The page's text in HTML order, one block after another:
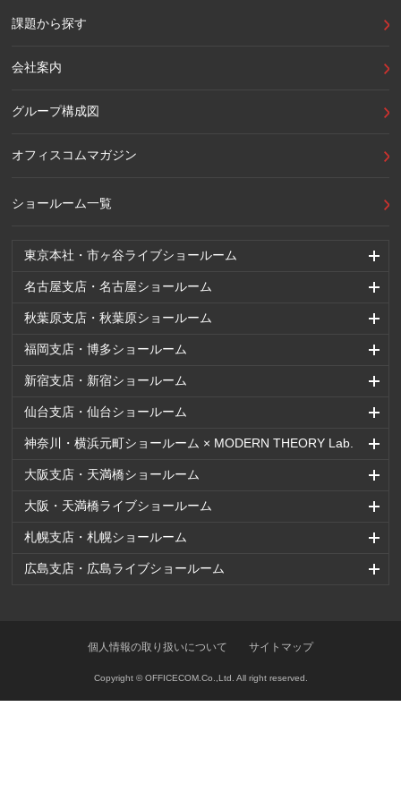
東京本社・市ヶ谷ライブショールーム
名古屋支店・名古屋ショールーム
秋葉原支店・秋葉原ショールーム
福岡支店・博多ショールーム
新宿支店・新宿ショールーム
仙台支店・仙台ショールーム
神奈川・横浜元町ショールーム × MODERN THEORY Lab.
大阪支店・天満橋ショールーム
大阪・天満橋ライブショールーム
札幌支店・札幌ショールーム
広島支店・広島ライブショールーム
課題から探す
会社案内
グループ構成図
オフィスコムマガジン
ショールーム一覧
個人情報の取り扱いについて サイトマップ
Copyright © OFFICECOM.Co.,Ltd. All right reserved.